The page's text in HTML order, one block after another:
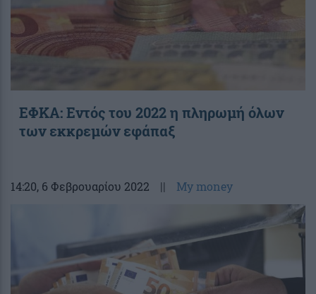
ΕΦΚΑ: Εντός του 2022 η πληρωμή όλων
των εκκρεμών εφάπαξ
14:20, 6 Φεβρουαρίου 2022 || My money